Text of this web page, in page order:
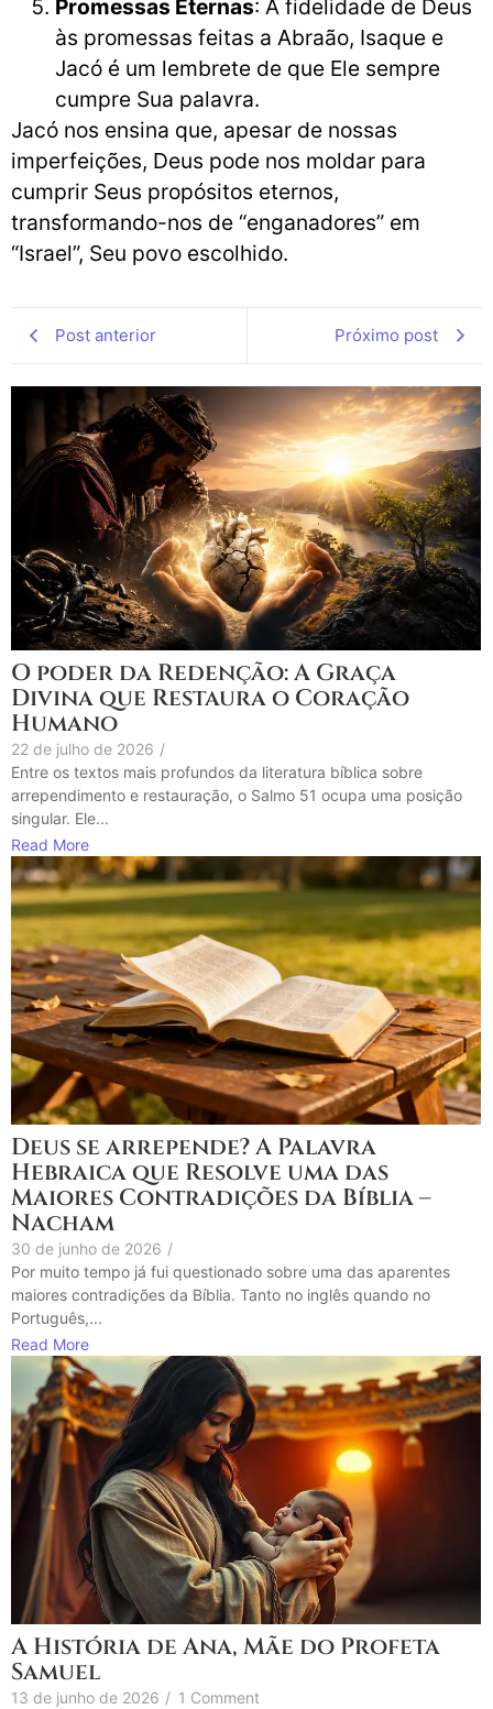
Promessas Eternas: A fidelidade de Deus
às promessas feitas a Abraão, Isaque e
Jacó é um lembrete de que Ele sempre
cumpre Sua palavra.
Jacó nos ensina que, apesar de nossas
imperfeições, Deus pode nos moldar para
cumprir Seus propósitos eternos,
transformando-nos de “enganadores” em
“Israel”, Seu povo escolhido.
Post anterior Próximo post
O poder da Redenção: A Graça
Divina que Restaura o Coração
Humano
22 de julho de 2026 /
Entre os textos mais profundos da literatura bíblica sobre
arrependimento e restauração, o Salmo 51 ocupa uma posição
singular. Ele...
Read More
Deus se arrepende? A Palavra
Hebraica que Resolve uma das
Maiores Contradições da Bíblia –
Nacham
30 de junho de 2026 /
Por muito tempo já fui questionado sobre uma das aparentes
maiores contradições da Bíblia. Tanto no inglês quando no
Português,...
Read More
A História de Ana, Mãe do Profeta
Samuel
13 de junho de 2026 / 1 Comment